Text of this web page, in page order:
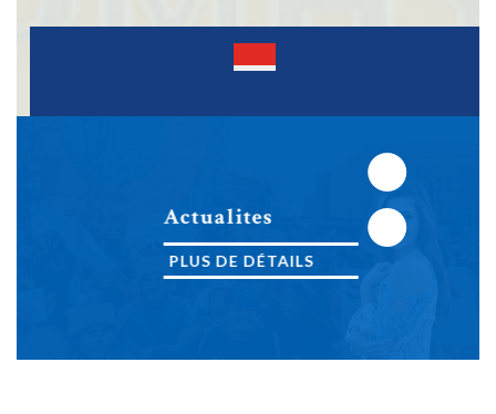
Actualites
PLUS DE DÉTAILS
PLUS DE DÉTAILS
Previous
Next